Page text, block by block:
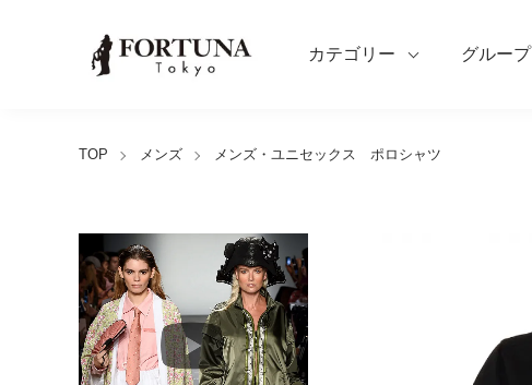
カテゴリー グループ
TOP メンズ メンズ・ユニセックス ポロシャツ